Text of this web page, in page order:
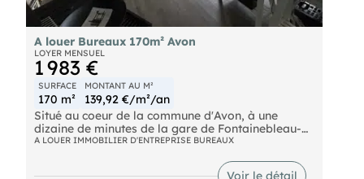
A louer Bureaux 170m² Avon
LOYER MENSUEL
1 983 €
SURFACE
170 m²
MONTANT AU M²
139,92 €/m²/an
Situé au coeur de la commune d'Avon, à une
dizaine de minutes de la gare de Fontainebleau-
Avon et à proximité des autoroutes A5 et A6,
bureaux d'environ 170 m² non divisibles à la
A LOUER IMMOBILIER D'ENTREPRISE BUREAUX
Voir le détail